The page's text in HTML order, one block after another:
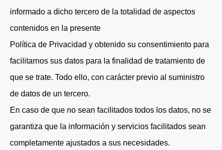
informado a dicho tercero de la totalidad de aspectos
contenidos en la presente
Política de Privacidad y obtenido su consentimiento para
facilitarnos sus datos para la finalidad de tratamiento de
que se trate. Todo ello, con carácter previo al suministro
de datos de un tercero.
En caso de que no sean facilitados todos los datos, no se
garantiza que la información y servicios facilitados sean
completamente ajustados a sus necesidades.